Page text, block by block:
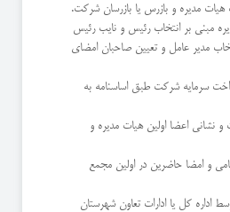
هیات مدیره و بازرس یا بازرسان شرکت.
مبنی بر انتخاب رئیس و نایب رئیس
مدیر عامل و تعیین صاحبان امضای
پرداخت سرمایه شرکت طبق اساسنامه به
اعضا اولین هیات مدیره و
اسامی و امضا حاضرین در اولین مجمع
اداره کل یا ادارات تعاون شهرستان